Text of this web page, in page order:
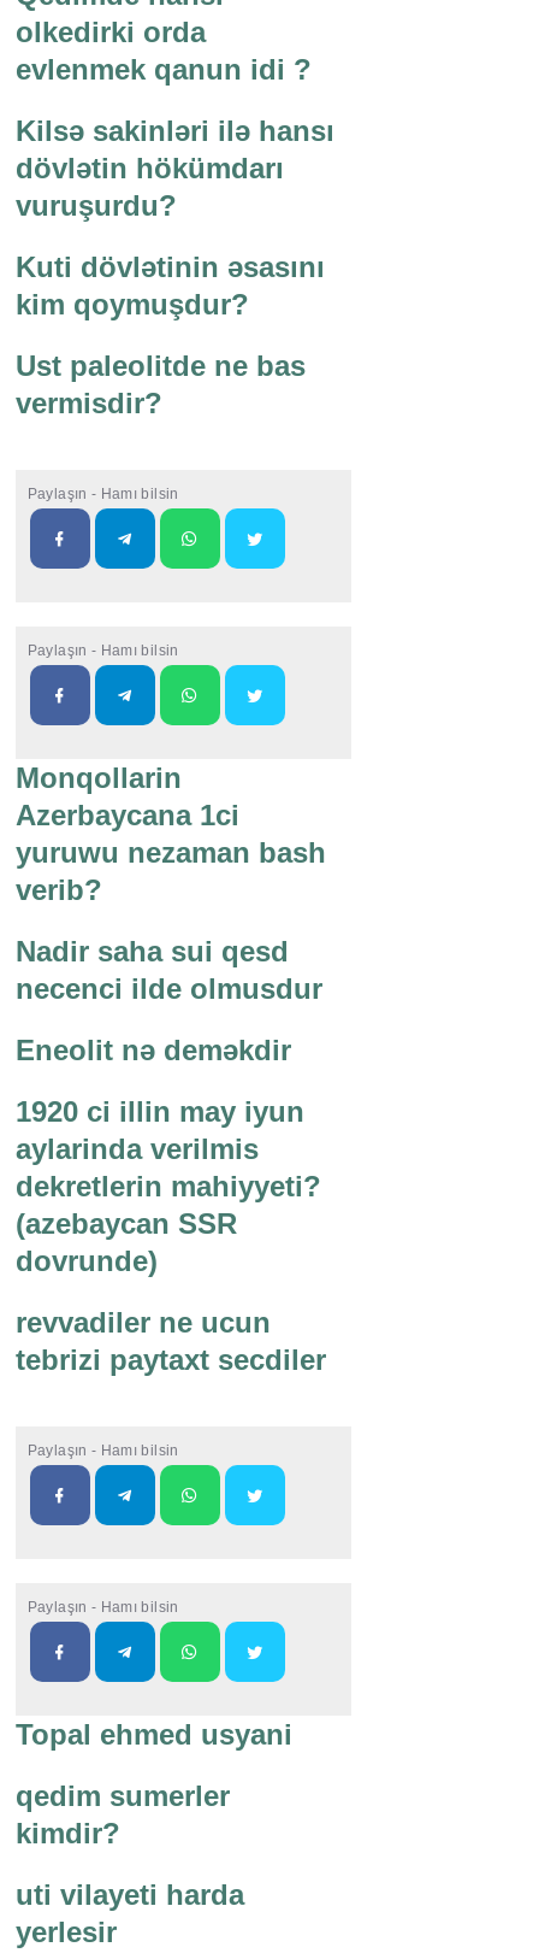
olkedirki orda
evlenmek qanun idi ?
Kilsə sakinləri ilə hansı
dövlətin hökümdarı
vuruşurdu?
Kuti dövlətinin əsasını
kim qoymuşdur?
Ust paleolitde ne bas
vermisdir?
Paylaşın - Hamı bilsin
Paylaşın - Hamı bilsin
Monqollarin
Azerbaycana 1ci
yuruwu nezaman bash
verib?
Nadir saha sui qesd
necenci ilde olmusdur
Eneolit nə deməkdir
1920 ci illin may iyun
aylarinda verilmis
dekretlerin mahiyyeti?
(azebaycan SSR
dovrunde)
revvadiler ne ucun
tebrizi paytaxt secdiler
Paylaşın - Hamı bilsin
Paylaşın - Hamı bilsin
Topal ehmed usyani
qedim sumerler
kimdir?
uti vilayeti harda
yerlesir